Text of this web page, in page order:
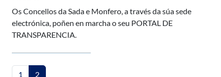
Os Concellos da Sada e Monfero, a través da súa sede
electrónica, poñen en marcha o seu PORTAL DE
TRANSPARENCIA.
1 2